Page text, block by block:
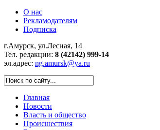
О нас
Рекламодателям
Подписка
г.Амурск, ул.Лесная, 14
Тел. редакции: 8 (42142) 999-14
эл.адрес: ng.amursk@ya.ru
Главная
Новости
Власть и общество
Происшествия